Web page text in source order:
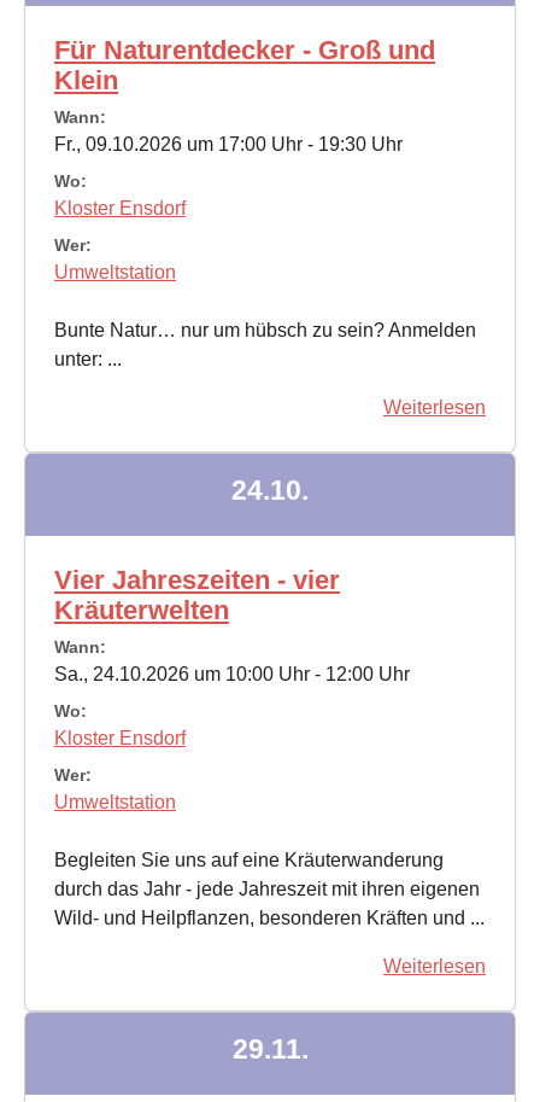
Für Naturentdecker - Groß und
Klein
Wann:
Fr., 09.10.2026 um 17:00 Uhr - 19:30 Uhr
Wo:
Kloster Ensdorf
Wer:
Umweltstation
Bunte Natur… nur um hübsch zu sein? Anmelden
unter: ...
Weiterlesen
24.10.
Vier Jahreszeiten - vier
Kräuterwelten
Wann:
Sa., 24.10.2026 um 10:00 Uhr - 12:00 Uhr
Wo:
Kloster Ensdorf
Wer:
Umweltstation
Begleiten Sie uns auf eine Kräuterwanderung
durch das Jahr - jede Jahreszeit mit ihren eigenen
Wild- und Heilpflanzen, besonderen Kräften und ...
Weiterlesen
29.11.